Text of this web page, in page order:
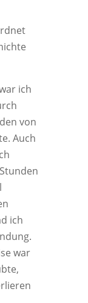
ich
von
Auch
ich
war